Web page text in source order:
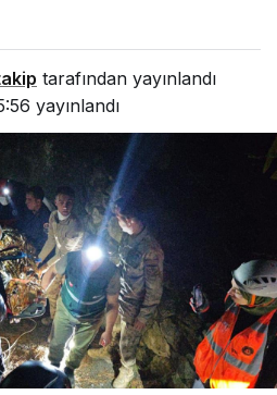
tarafından yayınlandı
yayınlandı